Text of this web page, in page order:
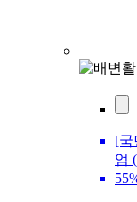
[국
엄